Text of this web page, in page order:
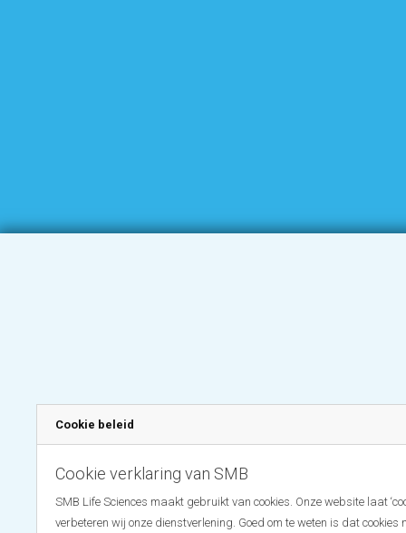
Cookie beleid
Cookie verklaring van SMB
SMB Life Sciences maakt gebruikt van cookies. Onze website laat
verbeteren wij onze dienstverlening. Goed om te weten is dat